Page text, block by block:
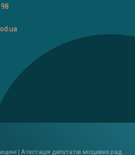
| Атестація депутатів місцевих рад